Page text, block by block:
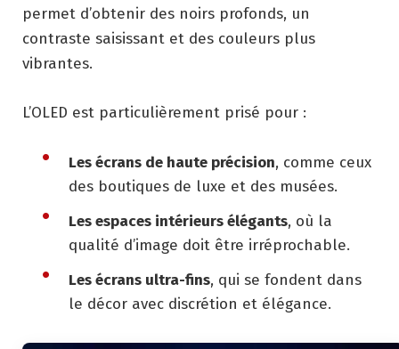
permet d’obtenir des noirs profonds, un
contraste saisissant et des couleurs plus
vibrantes.
L’OLED est particulièrement prisé pour :
Les écrans de haute précision, comme ceux
des boutiques de luxe et des musées.
Les espaces intérieurs élégants, où la
qualité d’image doit être irréprochable.
Les écrans ultra-fins, qui se fondent dans
le décor avec discrétion et élégance.